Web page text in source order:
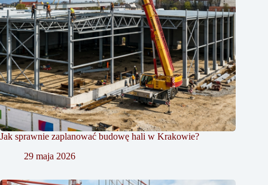
Jak sprawnie zaplanować budowę hali w Krakowie?
29 maja 2026